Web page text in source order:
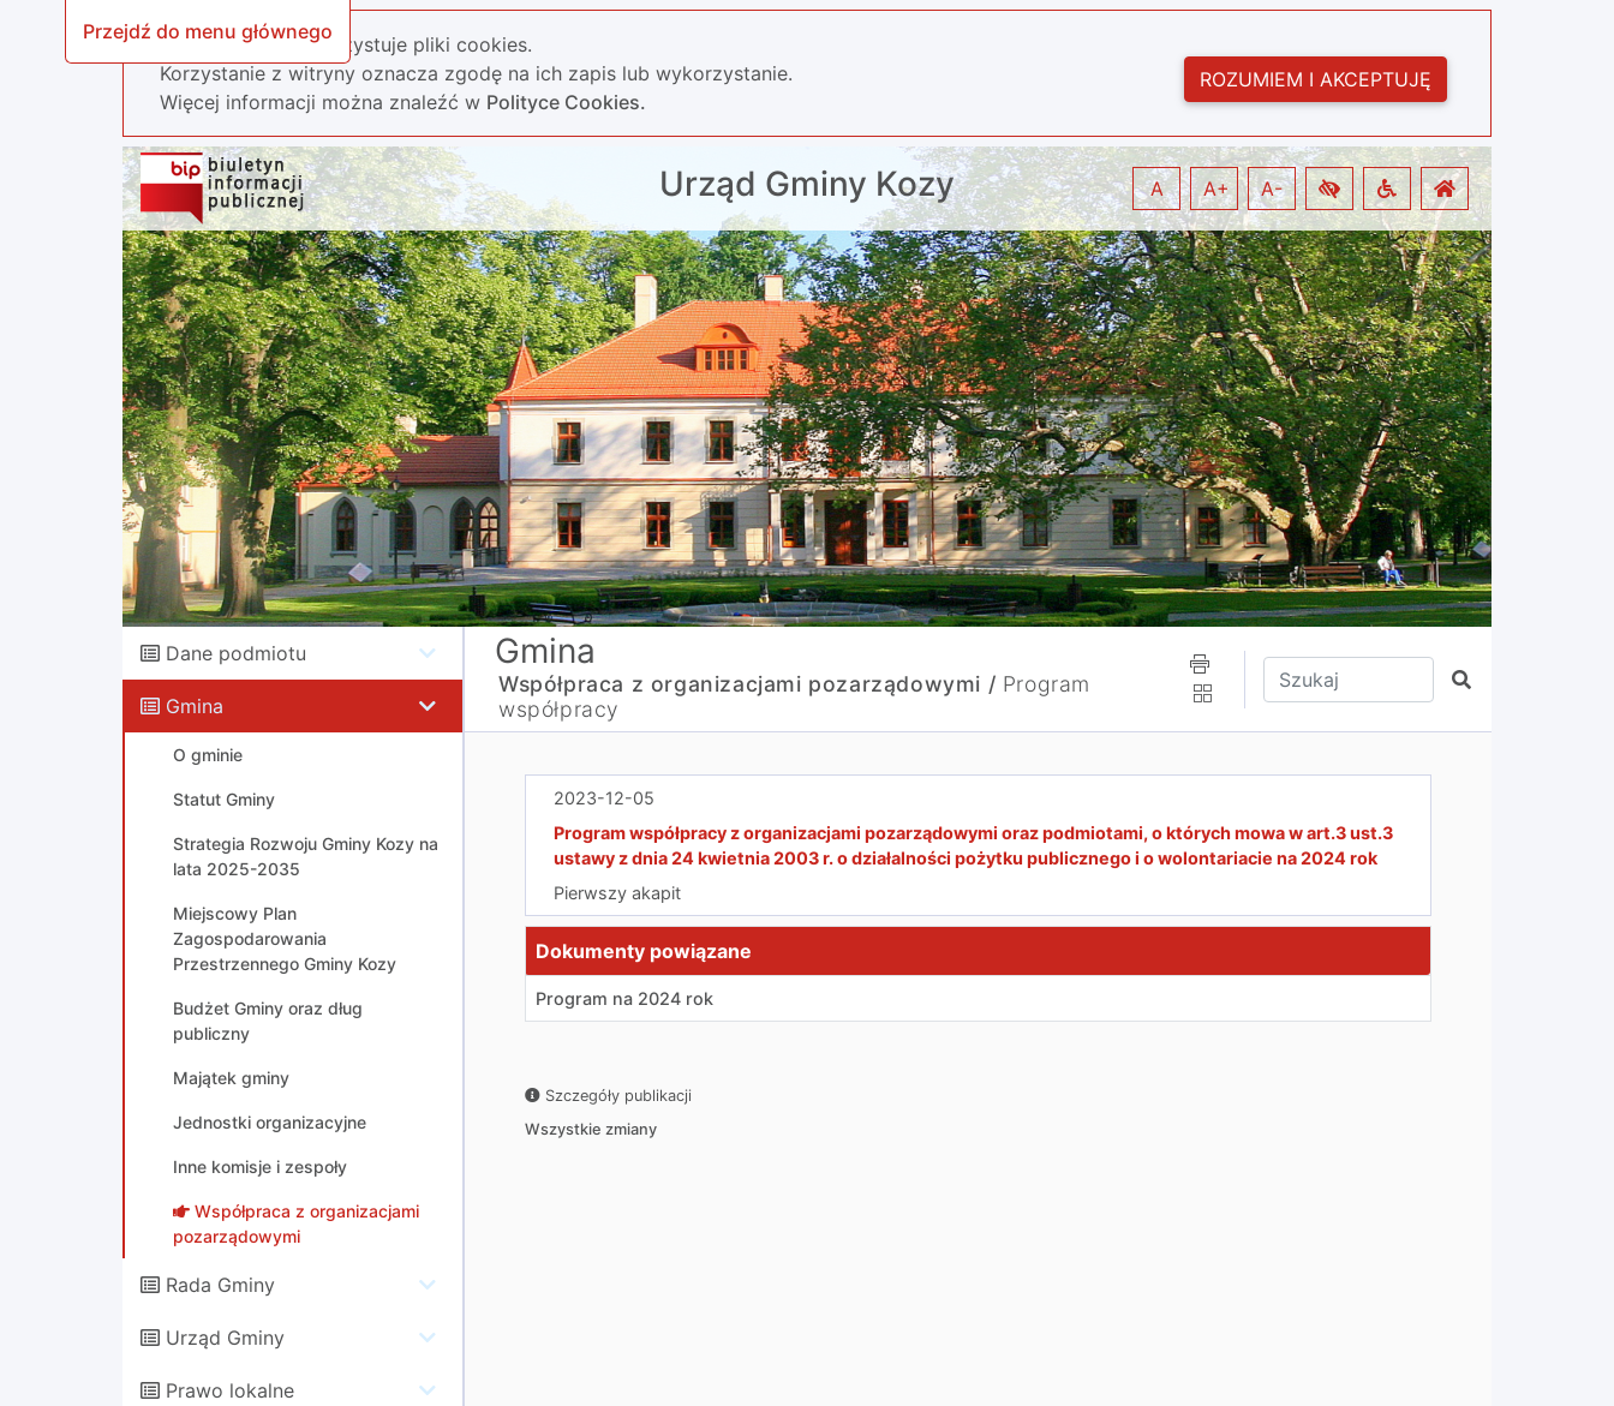
Przejdź do menu głównego
Nasza strona wykorzystuje pliki cookies.
Korzystanie z witryny oznacza zgodę na ich zapis lub wykorzystanie.
Więcej informacji można znaleźć w Polityce Cookies.
ROZUMIEM I AKCEPTUJĘ
Urząd Gminy Kozy A A+ A-
Dane podmiotu
Gmina
O gminie
Statut Gminy
Strategia Rozwoju Gminy Kozy na
lata 2025-2035
Miejscowy Plan
Zagospodarowania
Przestrzennego Gminy Kozy
Budżet Gminy oraz dług
publiczny
Majątek gminy
Jednostki organizacyjne
Inne komisje i zespoły
Współpraca z organizacjami
pozarządowymi
Rada Gminy
Urząd Gminy
Prawo lokalne
Gmina
Współpraca z organizacjami pozarządowymi / Program
współpracy
Wpisz tekst do wyszukania
Szukaj
2023-12-05
Program współpracy z organizacjami pozarządowymi oraz podmiotami, o których mowa w art.3 ust.3
ustawy z dnia 24 kwietnia 2003 r. o działalności pożytku publicznego i o wolontariacie na 2024 rok
Pierwszy akapit
Dokumenty powiązane
Program na 2024 rok
Szczegóły publikacji
Wszystkie zmiany